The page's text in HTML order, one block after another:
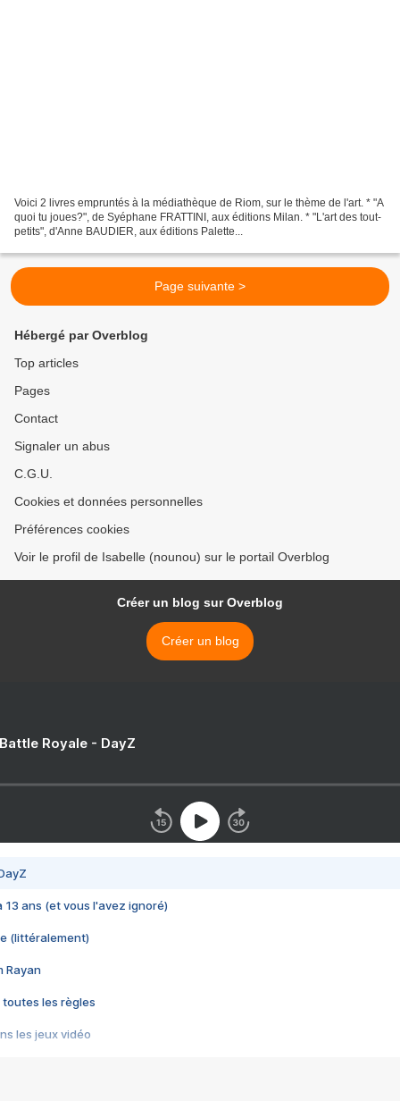
Voici 2 livres empruntés à la médiathèque de Riom, sur le thème de l'art. * "A
quoi tu joues?", de Syéphane FRATTINI, aux éditions Milan. * "L'art des tout-
petits", d'Anne BAUDIER, aux éditions Palette...
Page suivante >
Hébergé par Overblog
Top articles
Pages
Contact
Signaler un abus
C.G.U.
Cookies et données personnelles
Préférences cookies
Voir le profil de Isabelle (nounou) sur le portail Overblog
Créer un blog sur Overblog
Créer un blog
Royale - DayZ
13 ans (et vous l'avez ignoré)
(littéralement)
Rayan
toutes les règles
les jeux vidéo